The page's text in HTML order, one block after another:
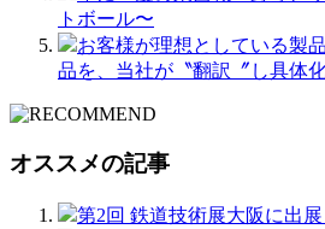
トボール〜
お客様が理想としている製
品を、当社が〝翻訳〞し具体
オススメの記事
第2回 鉄道技術展大阪に出